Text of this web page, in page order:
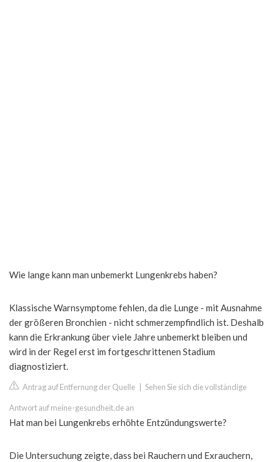
Wie lange kann man unbemerkt Lungenkrebs haben?
Klassische Warnsymptome fehlen, da die Lunge - mit Ausnahme
der größeren Bronchien - nicht schmerzempfindlich ist. Deshalb
kann die Erkrankung über viele Jahre unbemerkt bleiben und
wird in der Regel erst im fortgeschrittenen Stadium
diagnostiziert.
Antrag auf Entfernung der Quelle Sehen Sie sich die vollständige
Antwort auf meine-gesundheit.de an
Hat man bei Lungenkrebs erhöhte Entzündungswerte?
Die Untersuchung zeigte, dass bei Rauchern und Exrauchern,